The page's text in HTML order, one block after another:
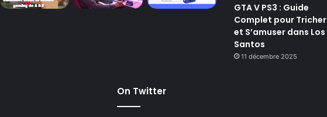
GTA V PS3 : Guide
Complet pour Tricher
et S’amuser dans Los
Santos
11 décembre 2025
On Twitter